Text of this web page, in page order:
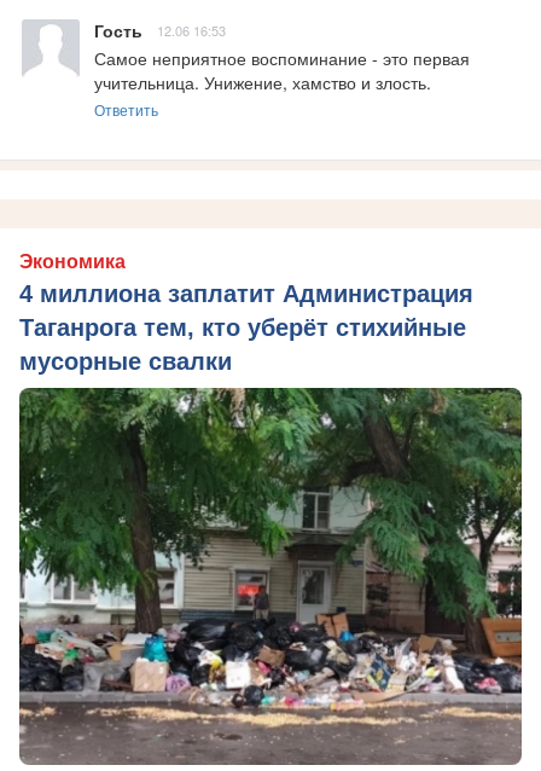
Гость 12.06 16:53
Самое неприятное воспоминание - это первая
учительница. Унижение, хамство и злость.
Ответить
Экономика
4 миллиона заплатит Администрация
Таганрога тем, кто уберёт стихийные
мусорные свалки